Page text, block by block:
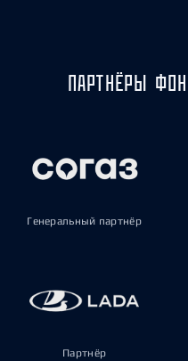
ПАРТНЁРЫ
Генеральный партнёр
Партнёр